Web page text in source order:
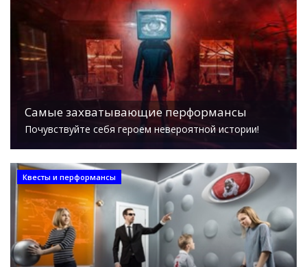
Самые захватывающие перформансы
Почувствуйте себя героем невероятной истории!
Квесты и перформансы